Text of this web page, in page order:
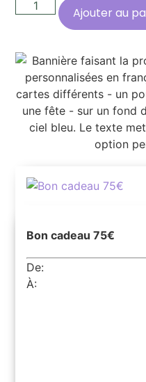
Bon cadeau 75€
De:
À:
Ajouter au